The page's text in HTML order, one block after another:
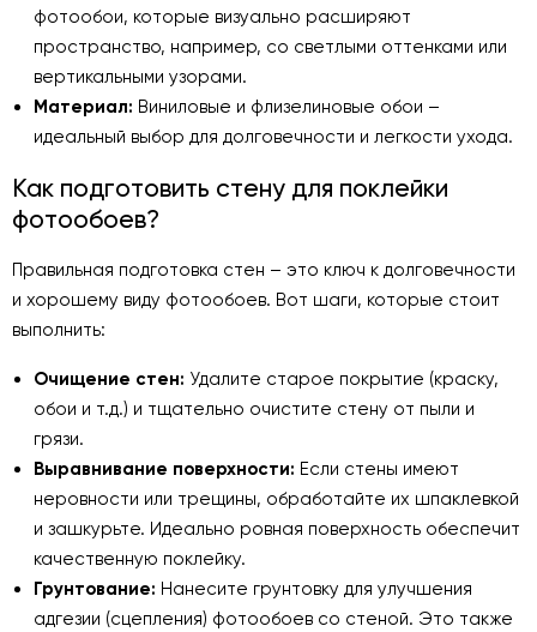
фотообои, которые визуально расширяют
пространство, например, со светлыми оттенками или
вертикальными узорами.
Материал: Виниловые и флизелиновые обои –
идеальный выбор для долговечности и легкости ухода.
Как подготовить стену для поклейки
фотообоев?
Правильная подготовка стен – это ключ к долговечности
и хорошему виду фотообоев. Вот шаги, которые стоит
выполнить:
Очищение стен: Удалите старое покрытие (краску,
обои и т.д.) и тщательно очистите стену от пыли и
грязи.
Выравнивание поверхности: Если стены имеют
неровности или трещины, обработайте их шпаклевкой
и зашкурьте. Идеально ровная поверхность обеспечит
качественную поклейку.
Грунтование: Нанесите грунтовку для улучшения
адгезии (сцепления) фотообоев со стеной. Это также